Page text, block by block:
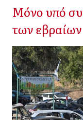
Μόνο υπό
των εβραίων